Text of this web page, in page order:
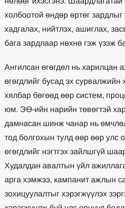
холбоотой өндөр өртөг зардлыг
хадгалах, нийтлэх, ашиглах,
бага зардлаар нөхнө гэж үзэж
Ангилсан өгөгдөл нь харилцан
өгөгдлийг бусад эх
хялбар бөгөөд өөр систем,
юм. ЭӨ-ийн нарийн төвөгтэй
дамнасан шинж чанар нь
тод болгохын тулд өөр өөр улс
өгөгдлийг нэгтгэх зайлшгүй
Худалдан авалтын үйл
арга хэмжээ, кампанит ажлын
зохицуулалтыг хэрэгжүүлэх